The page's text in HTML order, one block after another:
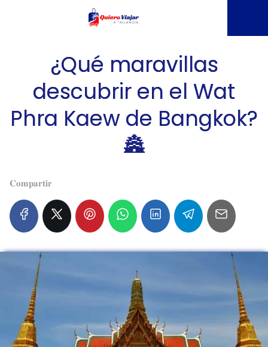
¿Qué maravillas
descubrir en el Wat
Phra Kaew de Bangkok?
🏯
𝐂𝐨𝐦𝐩𝐚𝐫𝐭𝐢𝐫